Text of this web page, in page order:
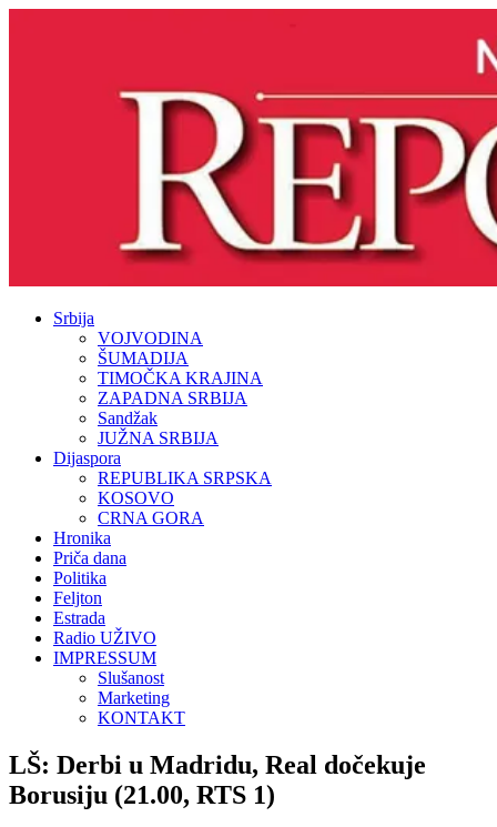
Srbija
VOJVODINA
ŠUMADIJA
TIMOČKA KRAJINA
ZAPADNA SRBIJA
Sandžak
JUŽNA SRBIJA
Dijaspora
REPUBLIKA SRPSKA
KOSOVO
CRNA GORA
Hronika
Priča dana
Politika
Feljton
Estrada
Radio UŽIVO
IMPRESSUM
Slušanost
Marketing
KONTAKT
LŠ: Derbi u Madridu, Real dočekuje
Borusiju (21.00, RTS 1)